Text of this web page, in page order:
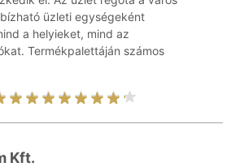
üzleti egységeként
a helyieket, mind az
Termékpalettáján számos
Kft.